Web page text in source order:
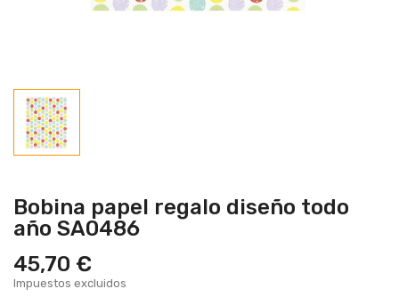
Bobina papel regalo diseño todo
año SA0486
45,70 €
Impuestos excluidos